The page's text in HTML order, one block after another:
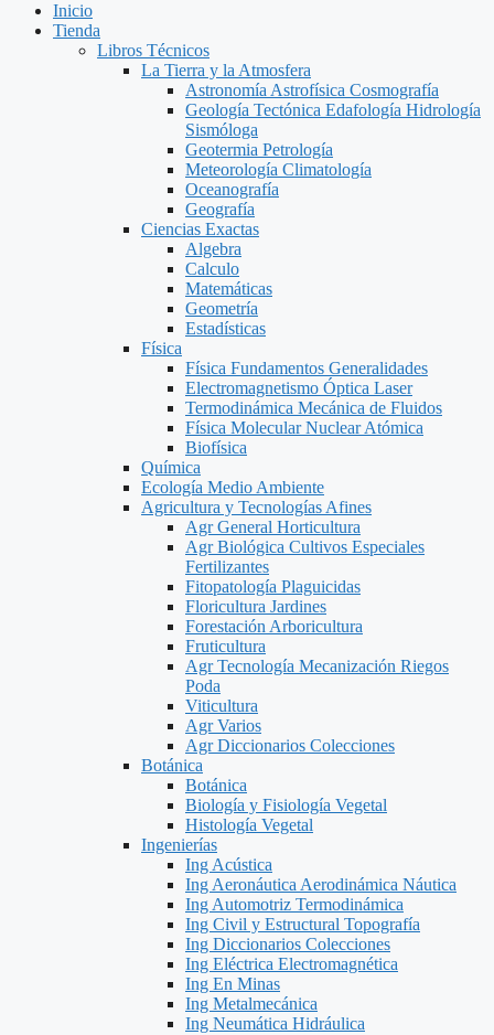
Inicio
Tienda
Libros Técnicos
La Tierra y la Atmosfera
Astronomía Astrofísica Cosmografía
Geología Tectónica Edafología Hidrología
Sismóloga
Geotermia Petrología
Meteorología Climatología
Oceanografía
Geografía
Ciencias Exactas
Algebra
Calculo
Matemáticas
Geometría
Estadísticas
Física
Física Fundamentos Generalidades
Electromagnetismo Óptica Laser
Termodinámica Mecánica de Fluidos
Física Molecular Nuclear Atómica
Biofísica
Química
Ecología Medio Ambiente
Agricultura y Tecnologías Afines
Agr General Horticultura
Agr Biológica Cultivos Especiales
Fertilizantes
Fitopatología Plaguicidas
Floricultura Jardines
Forestación Arboricultura
Fruticultura
Agr Tecnología Mecanización Riegos
Poda
Viticultura
Agr Varios
Agr Diccionarios Colecciones
Botánica
Botánica
Biología y Fisiología Vegetal
Histología Vegetal
Ingenierías
Ing Acústica
Ing Aeronáutica Aerodinámica Náutica
Ing Automotriz Termodinámica
Ing Civil y Estructural Topografía
Ing Diccionarios Colecciones
Ing Eléctrica Electromagnética
Ing En Minas
Ing Metalmecánica
Ing Neumática Hidráulica